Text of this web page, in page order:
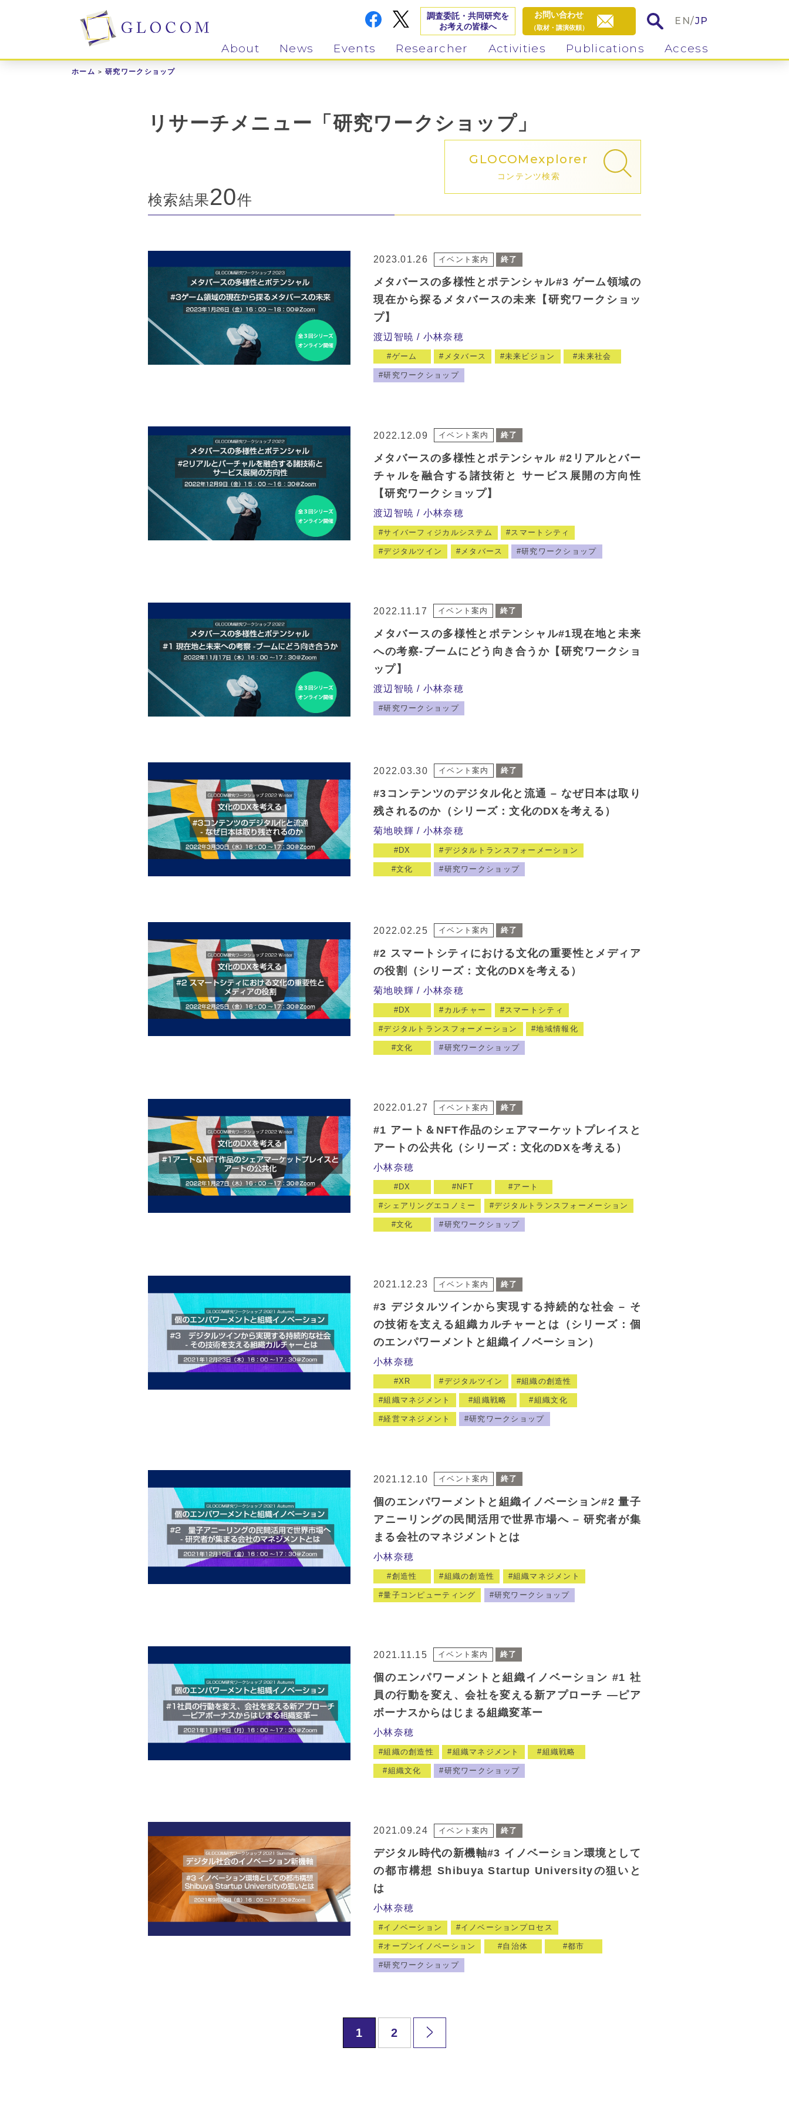
調査委託・共同研究を
お考えの皆様へ
お問い合わせ
（取材・講演依頼）
EN/JP
About News Events Researcher Activities Publications Access
ホーム 研究ワークショップ
リサーチメニュー「研究ワークショップ」
GLOCOM explorer
コンテンツ検索
検索結果20件
2023.01.26 イベント案内 終了
メタバースの多様性とポテンシャル#3 ゲーム領域の
現在から探るメタバースの未来【研究ワークショッ
プ】
渡辺智暁 小林奈穂
ゲーム メタバース 未来ビジョン 未来社会
研究ワークショップ
2022.12.09 イベント案内 終了
メタバースの多様性とポテンシャル #2リアルとバー
チャルを融合する諸技術と サービス展開の方向性
【研究ワークショップ】
渡辺智暁 小林奈穂
サイバーフィジカルシステム スマートシティ
デジタルツイン メタバース 研究ワークショップ
2022.11.17 イベント案内 終了
メタバースの多様性とポテンシャル#1現在地と未来
への考察-ブームにどう向き合うか【研究ワークショ
ップ】
渡辺智暁 小林奈穂
研究ワークショップ
2022.03.30 イベント案内 終了
#3コンテンツのデジタル化と流通 – なぜ日本は取り
残されるのか（シリーズ：文化のDXを考える）
菊地映輝 小林奈穂
DX デジタルトランスフォーメーション
文化 研究ワークショップ
2022.02.25 イベント案内 終了
#2 スマートシティにおける文化の重要性とメディア
の役割（シリーズ：文化のDXを考える）
菊地映輝 小林奈穂
DX カルチャー スマートシティ
デジタルトランスフォーメーション 地域情報化
文化 研究ワークショップ
2022.01.27 イベント案内 終了
#1 アート＆NFT作品のシェアマーケットプレイスと
アートの公共化（シリーズ：文化のDXを考える）
小林奈穂
DX NFT アート
シェアリングエコノミー デジタルトランスフォーメーション
文化 研究ワークショップ
2021.12.23 イベント案内 終了
#3 デジタルツインから実現する持続的な社会 – そ
の技術を支える組織カルチャーとは（シリーズ：個
のエンパワーメントと組織イノベーション）
小林奈穂
XR デジタルツイン 組織の創造性
組織マネジメント 組織戦略 組織文化
経営マネジメント 研究ワークショップ
2021.12.10 イベント案内 終了
個のエンパワーメントと組織イノベーション#2 量子
アニーリングの民間活用で世界市場へ – 研究者が集
まる会社のマネジメントとは
小林奈穂
創造性 組織の創造性 組織マネジメント
量子コンピューティング 研究ワークショップ
2021.11.15 イベント案内 終了
個のエンパワーメントと組織イノベーション #1 社
員の行動を変え、会社を変える新アプローチ ―ピア
ボーナスからはじまる組織変革ー
小林奈穂
組織の創造性 組織マネジメント 組織戦略
組織文化 研究ワークショップ
2021.09.24 イベント案内 終了
デジタル時代の新機軸#3 イノベーション環境として
の都市構想 Shibuya Startup Universityの狙いと
は
小林奈穂
イノベーション イノベーションプロセス
オープンイノベーション 自治体 都市
研究ワークショップ
1 2